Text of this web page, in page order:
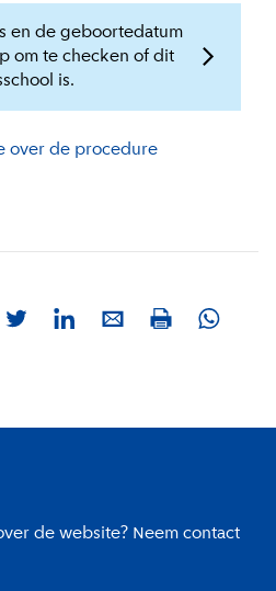
en de geboortedatum
om te checken of dit
is.
over de procedure
TwitterLinkedInE-mailPrint
de website? Neem contact